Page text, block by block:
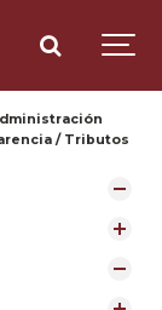
/ Tributos